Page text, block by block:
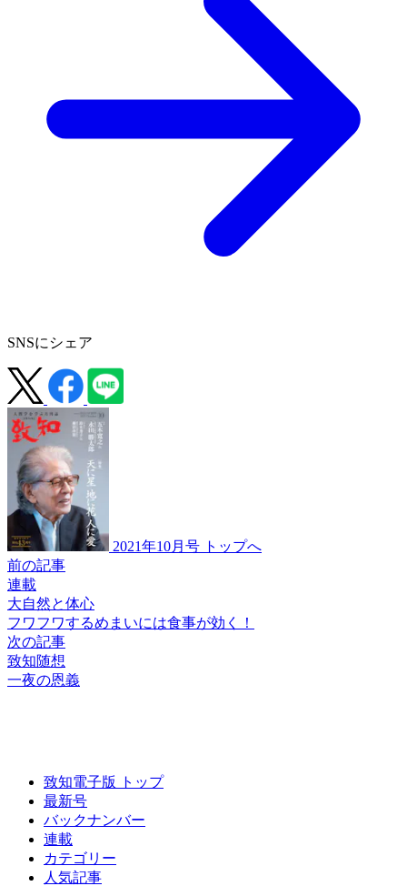
SNSにシェア
2021年10月号 トップへ
前の記事
連載
大自然と体心
フワフワするめまいには食事が効く！
次の記事
致知随想
一夜の恩義
致知電子版 トップ
最新号
バックナンバー
連載
カテゴリー
人気記事